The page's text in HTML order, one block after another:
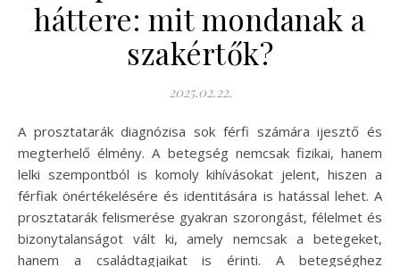
háttere: mit mondanak a
szakértők?
2025.02.22.
A prosztatarák diagnózisa sok férfi számára ijesztő és
megterhelő élmény. A betegség nemcsak fizikai, hanem
lelki szempontból is komoly kihívásokat jelent, hiszen a
férfiak önértékelésére és identitására is hatással lehet. A
prosztatarák felismerése gyakran szorongást, félelmet és
bizonytalanságot vált ki, amely nemcsak a betegeket,
hanem a családtagjaikat is érinti. A betegséghez